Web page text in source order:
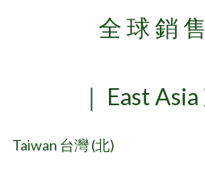
全 球 銷
｜ East Asia
Taiwan 台灣 (北)